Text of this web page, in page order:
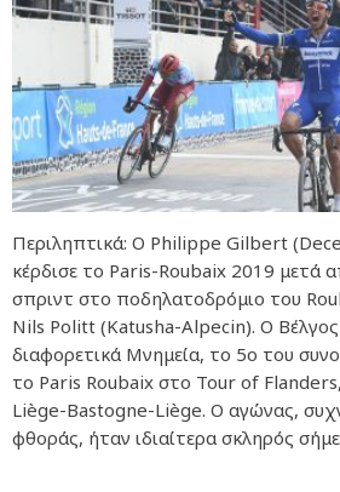
Περιληπτικά: Ο Philippe Gilbert
κέρδισε το Paris-Roubaix 2019 μετά
σπριντ στο ποδηλατοδρόμιο του
Nils Politt (Katusha-Alpecin). Ο Βέλγος
διαφορετικά Μνημεία, το 5ο του
το Paris Roubaix στο Tour of
Liège-Bastogne-Liège. Ο αγώνας,
φθοράς, ήταν ιδιαίτερα σκληρός